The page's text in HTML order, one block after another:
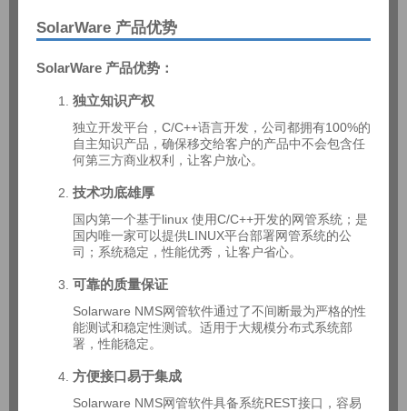
SolarWare 产品优势
SolarWare 产品优势：
独立知识产权
独立开发平台，C/C++语言开发，公司都拥有100%的
自主知识产品，确保移交给客户的产品中不会包含任
何第三方商业权利，让客户放心。
技术功底雄厚
国内第一个基于linux 使用C/C++开发的网管系统；是
国内唯一家可以提供LINUX平台部署网管系统的公
司；系统稳定，性能优秀，让客户省心。
可靠的质量保证
Solarware NMS网管软件通过了不间断最为严格的性
能测试和稳定性测试。适用于大规模分布式系统部
署，性能稳定。
方便接口易于集成
Solarware NMS网管软件具备系统REST接口，容易